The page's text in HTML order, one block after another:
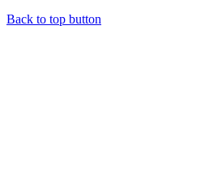
Back to top button